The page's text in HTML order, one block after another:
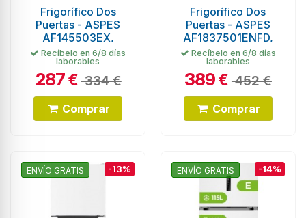
Frigorífico Dos
Puertas - ASPES
AF145503EX,
1.43x55 cm, Cíclico
Recíbelo en 6/8 días
laborables
287€ 334 €
Comprar
Frigorífico Dos
Puertas - ASPES
AF1837501ENFD,
Blanco, 1.72,m,
Eficiencia E
Recíbelo en 6/8 días
laborables
389€ 452 €
Comprar
ENVÍO GRATIS -13% ENVÍO GRATIS -14%